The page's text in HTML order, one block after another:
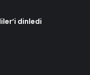
dinledi